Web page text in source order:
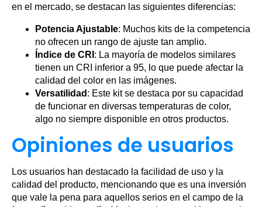
en el mercado, se destacan las siguientes diferencias:
Potencia Ajustable: Muchos kits de la competencia
no ofrecen un rango de ajuste tan amplio.
Índice de CRI : La mayoría de modelos similares
tienen un CRI inferior a 95, lo que puede afectar la
calidad del color en las imágenes.
Versatilidad : Este kit se destaca por su capacidad
de funcionar en diversas temperaturas de color,
algo no siempre disponible en otros productos.
Opiniones de usuarios
Los usuarios han destacado la facilidad de uso y la
calidad del producto, mencionando que es una inversión
que vale la pena para aquellos serios en el campo de la